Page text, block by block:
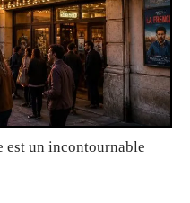
est un incontournable